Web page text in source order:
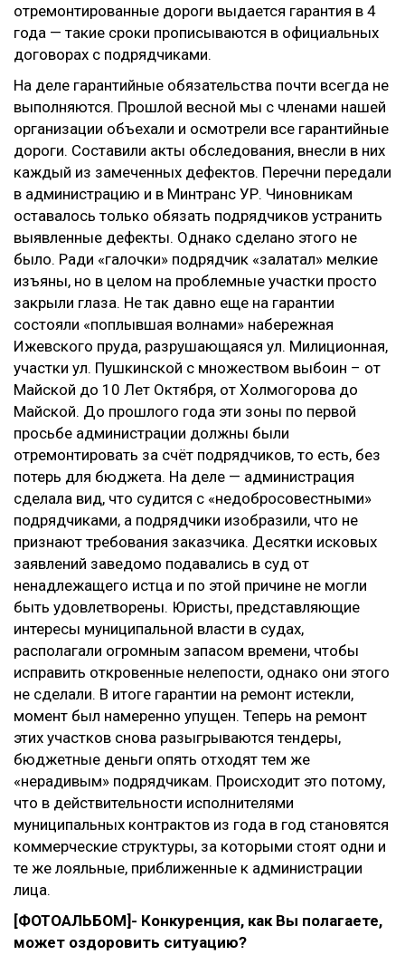
отремонтированные дороги выдается гарантия в 4
года — такие сроки прописываются в официальных
договорах с подрядчиками.
На деле гарантийные обязательства почти всегда не
выполняются. Прошлой весной мы с членами нашей
организации объехали и осмотрели все гарантийные
дороги. Составили акты обследования, внесли в них
каждый из замеченных дефектов. Перечни передали
в администрацию и в Минтранс УР. Чиновникам
оставалось только обязать подрядчиков устранить
выявленные дефекты. Однако сделано этого не
было. Ради «галочки» подрядчик «залатал» мелкие
изъяны, но в целом на проблемные участки просто
закрыли глаза. Не так давно еще на гарантии
состояли «поплывшая волнами» набережная
Ижевского пруда, разрушающаяся ул. Милиционная,
участки ул. Пушкинской с множеством выбоин – от
Майской до 10 Лет Октября, от Холмогорова до
Майской. До прошлого года эти зоны по первой
просьбе администрации должны были
отремонтировать за счёт подрядчиков, то есть, без
потерь для бюджета. На деле — администрация
сделала вид, что судится с «недобросовестными»
подрядчиками, а подрядчики изобразили, что не
признают требования заказчика. Десятки исковых
заявлений заведомо подавались в суд от
ненадлежащего истца и по этой причине не могли
быть удовлетворены. Юристы, представляющие
интересы муниципальной власти в судах,
располагали огромным запасом времени, чтобы
исправить откровенные нелепости, однако они этого
не сделали. В итоге гарантии на ремонт истекли,
момент был намеренно упущен. Теперь на ремонт
этих участков снова разыгрываются тендеры,
бюджетные деньги опять отходят тем же
«нерадивым» подрядчикам. Происходит это потому,
что в действительности исполнителями
муниципальных контрактов из года в год становятся
коммерческие структуры, за которыми стоят одни и
те же лояльные, приближенные к администрации
лица.
[ФОТОАЛЬБОМ] - Конкуренция, как Вы полагаете,
может оздоровить ситуацию?